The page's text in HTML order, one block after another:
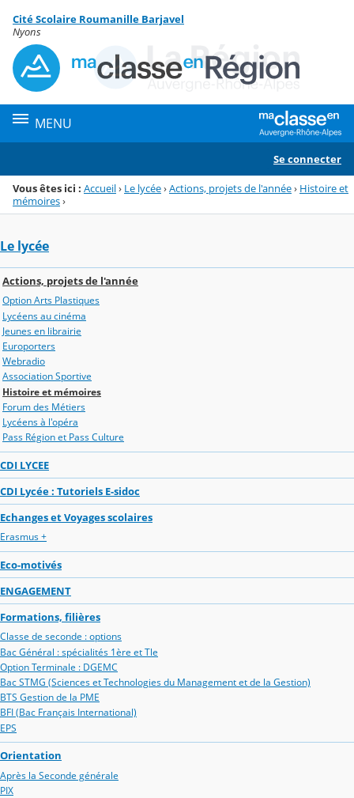
Menu de la rubrique
Contenu
Cité Scolaire Roumanille Barjavel
Nyons
MENU
Se connecter
Vous êtes ici : Accueil› Le lycée›Actions, projets de l'année› Histoire et
mémoires›
Le lycée
Actions, projets de l'année
Option Arts Plastiques
Lycéens au cinéma
Jeunes en librairie
Europorters
Webradio
Association Sportive
Histoire et mémoires
Forum des Métiers
Lycéens à l'opéra
Pass Région et Pass Culture
CDI LYCEE
CDI Lycée : Tutoriels E-sidoc
Echanges et Voyages scolaires
Erasmus +
Eco-motivés
ENGAGEMENT
Formations, filières
Classe de seconde : options
Bac Général : spécialités 1ère et Tle
Option Terminale : DGEMC
Bac STMG (Sciences et Technologies du Management et de la Gestion)
BTS Gestion de la PME
BFI (Bac Français International)
EPS
Orientation
Après la Seconde générale
PIX